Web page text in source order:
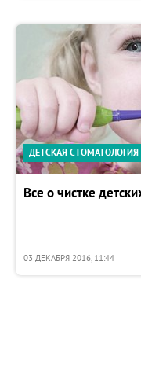
ДЕТСКАЯ СТОМАТОЛОГИЯ
Все о чистке
03 ДЕКАБРЯ 2016, 11:44